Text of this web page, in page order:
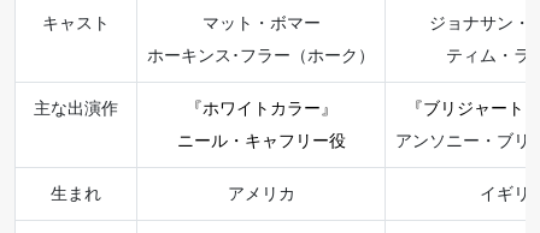
キャスト
マット・ボマー
ホーキンス･フラー（ホーク）
ジョナサン・
ティム・ラ
主な出演作
『ホワイトカラー』
ニール・キャフリー役
『ブリジャート
アンソニー・ブリ
生まれ アメリカ イギリ